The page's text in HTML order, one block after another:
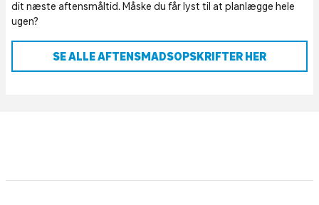
dit næste aftensmåltid. Måske du får lyst til at planlægge hele
ugen?
SE ALLE AFTENSMADSOPSKRIFTER HER